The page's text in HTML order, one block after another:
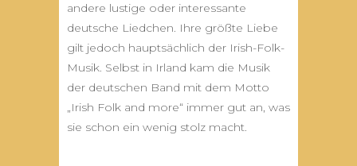
andere lustige oder interessante
deutsche Liedchen. Ihre größte Liebe
gilt jedoch hauptsächlich der Irish-Folk-
Musik. Selbst in Irland kam die Musik
der deutschen Band mit dem Motto
„Irish Folk and more“ immer gut an, was
sie schon ein wenig stolz macht.